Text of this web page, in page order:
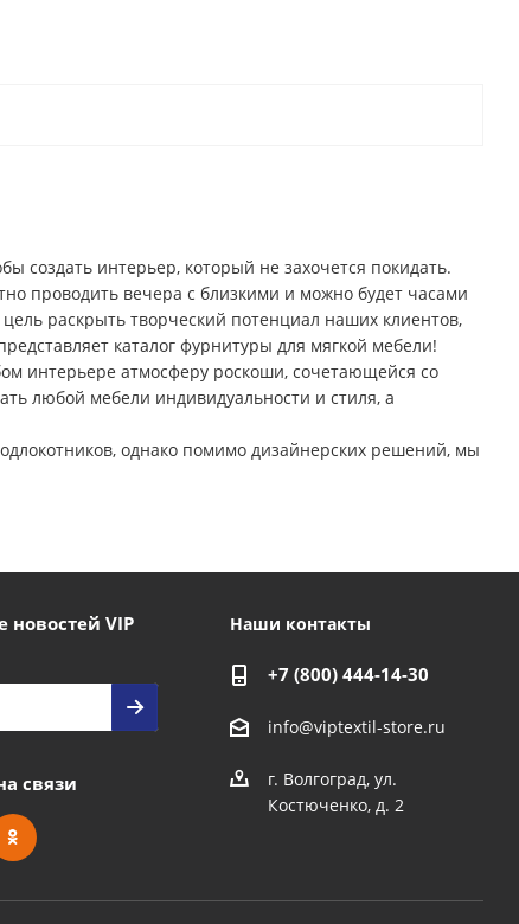
создать интерьер, который не захочется покидать.
проводить вечера с близкими и можно будет часами
раскрыть творческий потенциал наших клиентов,
каталог фурнитуры для мягкой мебели!
интерьере атмосферу роскоши, сочетающейся со
любой мебели индивидуальности и стиля, а
однако помимо дизайнерских решений, мы
новостей VIP
связи
Наши контакты
+7 (800) 444-14-30
info@viptextil-store.ru
г. Волгоград, ул.
Костюченко, д. 2